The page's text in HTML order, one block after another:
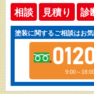
相談 見積り 診
塗装に関するご相談はお
9:00～